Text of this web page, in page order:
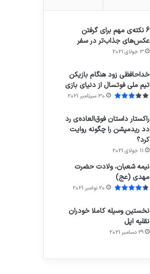
6 نکته‌ی مهم برای گرفتن
عکس‌های جذاب‌تر در سفر
3 جولای 2021
خداحافظی زود هنگام بازیکن
تیم ملی فوتسال از دنیای بازی
30 سپتامبر 2021
راکستار داستان فوق‌العاده‌ی رد
دد ریدمپشن را چگونه روایت
کرد؟
11 جولای 2021
نیمه شعبان، ولادت حضرت
مهدی (عج)
20 نوامبر 2021
نخستین وسیله کاملا خودران
نقلیه اپل
29 دسامبر 2021